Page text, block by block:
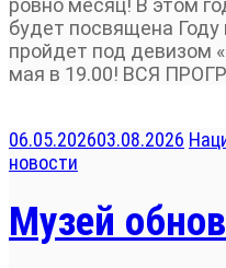
ровно месяц! В этом
будет посвящена Году
пройдет под девизом
мая в 19.00! ВСЯ
06.05.202603.08.2026
новости
Музей